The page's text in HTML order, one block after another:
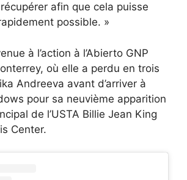
afin que cela puisse
possible. »
à l’action à l’Abierto GNP
où elle a perdu en trois
Andreeva avant d’arriver à
pour sa neuvième apparition
de l’USTA Billie Jean King
Center.